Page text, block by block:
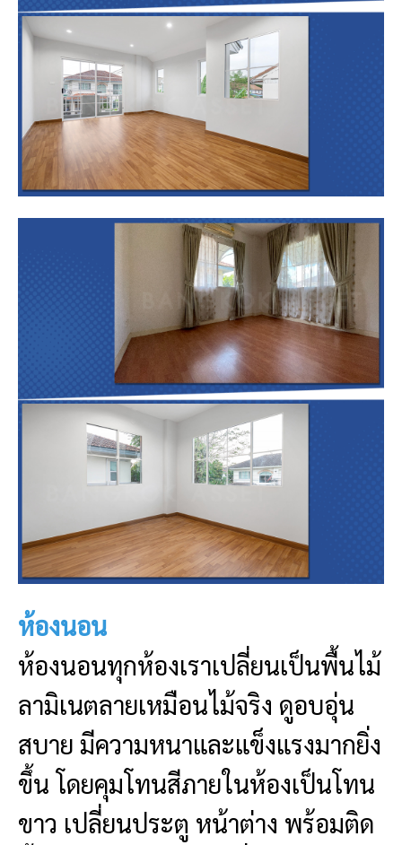
ห้องนอน
ห้องนอนทุกห้องเราเปลี่ยนเป็นพื้นไม้
ลามิเนตลายเหมือนไม้จริง ดูอบอุ่น
สบาย มีความหนาและแข็งแรงมากยิ่ง
ขึ้น โดยคุมโทนสีภายในห้องเป็นโทน
ขาว เปลี่ยนประตู หน้าต่าง พร้อมติด